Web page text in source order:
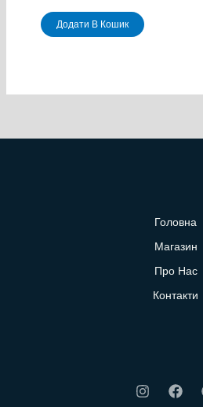
Додати В Кошик
Головна
Магазин
Про Нас
Контакти